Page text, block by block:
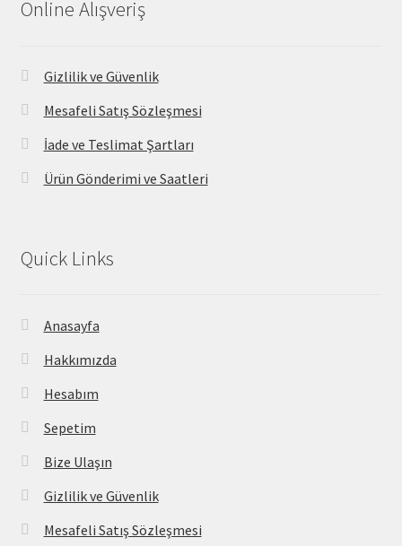
Online Alışveriş
Gizlilik ve Güvenlik
Mesafeli Satış Sözleşmesi
İade ve Teslimat Şartları
Ürün Gönderimi ve Saatleri
Quick Links
Anasayfa
Hakkımızda
Hesabım
Sepetim
Bize Ulaşın
Gizlilik ve Güvenlik
Mesafeli Satış Sözleşmesi